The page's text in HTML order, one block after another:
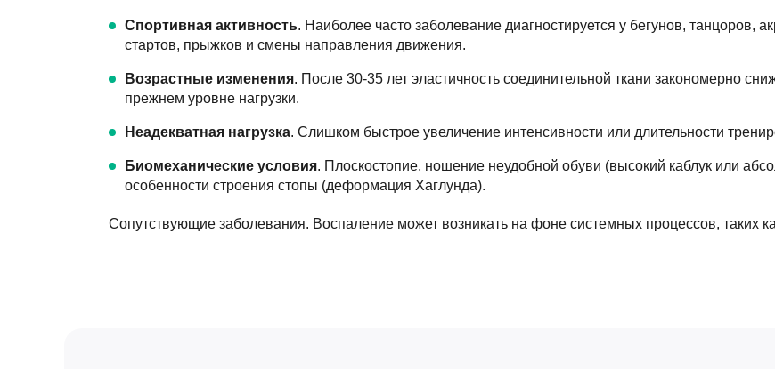
Спортивная активность. Наиболее часто заболевание диагностируется у бегунов, танцоров,
стартов, прыжков и смены направления движения.
Возрастные изменения. После 30-35 лет эластичность соединительной ткани закономерно
прежнем уровне нагрузки.
Неадекватная нагрузка. Слишком быстрое увеличение интенсивности или длительности
Биомеханические условия. Плоскостопие, ношение неудобной обуви (высокий каблук или
особенности строения стопы (деформация Хаглунда).
Сопутствующие заболевания. Воспаление может возникать на фоне системных процессов, таких